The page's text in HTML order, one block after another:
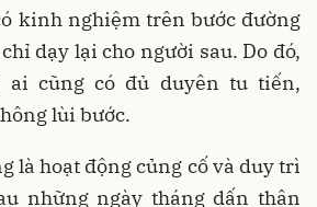
kinh nghiệm trên bước đường
dạy lại cho người sau. Do đó,
ai cũng có đủ duyên tu tiến,
lùi bước.
là hoạt động củng cố và duy trì
những ngày tháng dấn thân